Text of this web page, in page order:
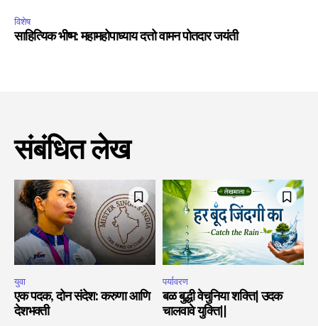
विशेष
साहित्यिक भीष्म: महामहोपाध्याय दत्तो वामन पोतदार जयंती
संबंधित लेख
युवा
एक पदक, दोन संदेश: करुणा आणि
देशभक्ती
पर्यावरण
बळ बुद्धी वेचुनिया शक्ति| उदक
चालवावे युक्ति||